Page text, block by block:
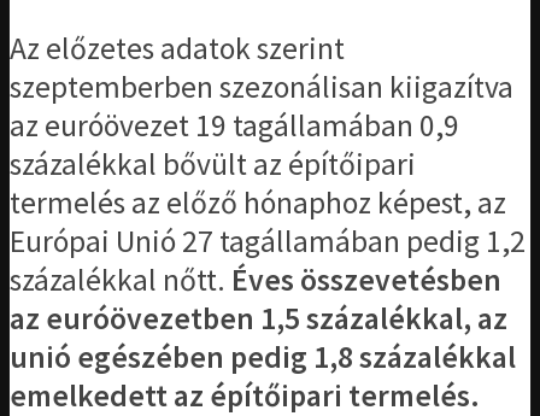
Az előzetes adatok szerint
szeptemberben szezonálisan kiigazítva
az euróövezet 19 tagállamában 0,9
százalékkal bővült az építőipari
termelés az előző hónaphoz képest, az
Európai Unió 27 tagállamában pedig 1,2
százalékkal nőtt. Éves összevetésben
az euróövezetben 1,5 százalékkal, az
unió egészében pedig 1,8 százalékkal
emelkedett az építőipari termelés.